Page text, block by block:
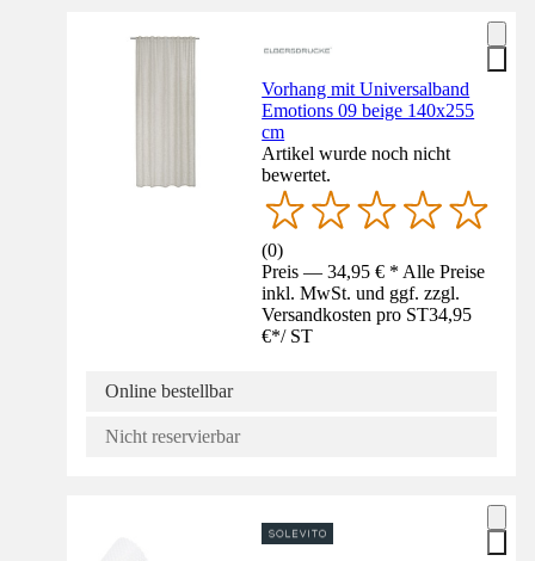
Vorhang mit Universalband
Emotions 09 beige 140x255
cm
Artikel wurde noch nicht
bewertet.
(0)
Preis — 34,95 € * Alle Preise
inkl. MwSt. und ggf. zzgl.
Versandkosten pro ST34,95
€*/ ST
Online bestellbar
Nicht reservierbar